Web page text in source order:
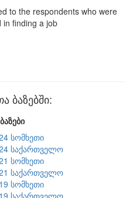
to the respondents who were
in finding a job
ბაზებში:
სომხეთი
საქართველო
სომხეთი
საქართველო
სომხეთი
საქართველო